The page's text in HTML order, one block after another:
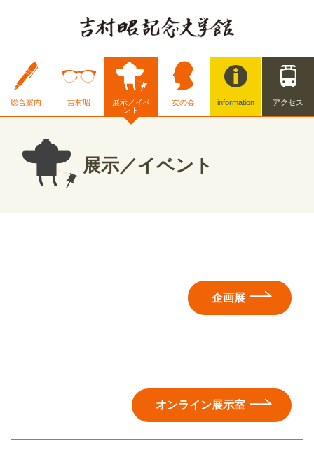
総合案内 吉村昭
展示／イベ
ント
友の会 information アクセス
展示／イベント
企画展
オンライン展示室